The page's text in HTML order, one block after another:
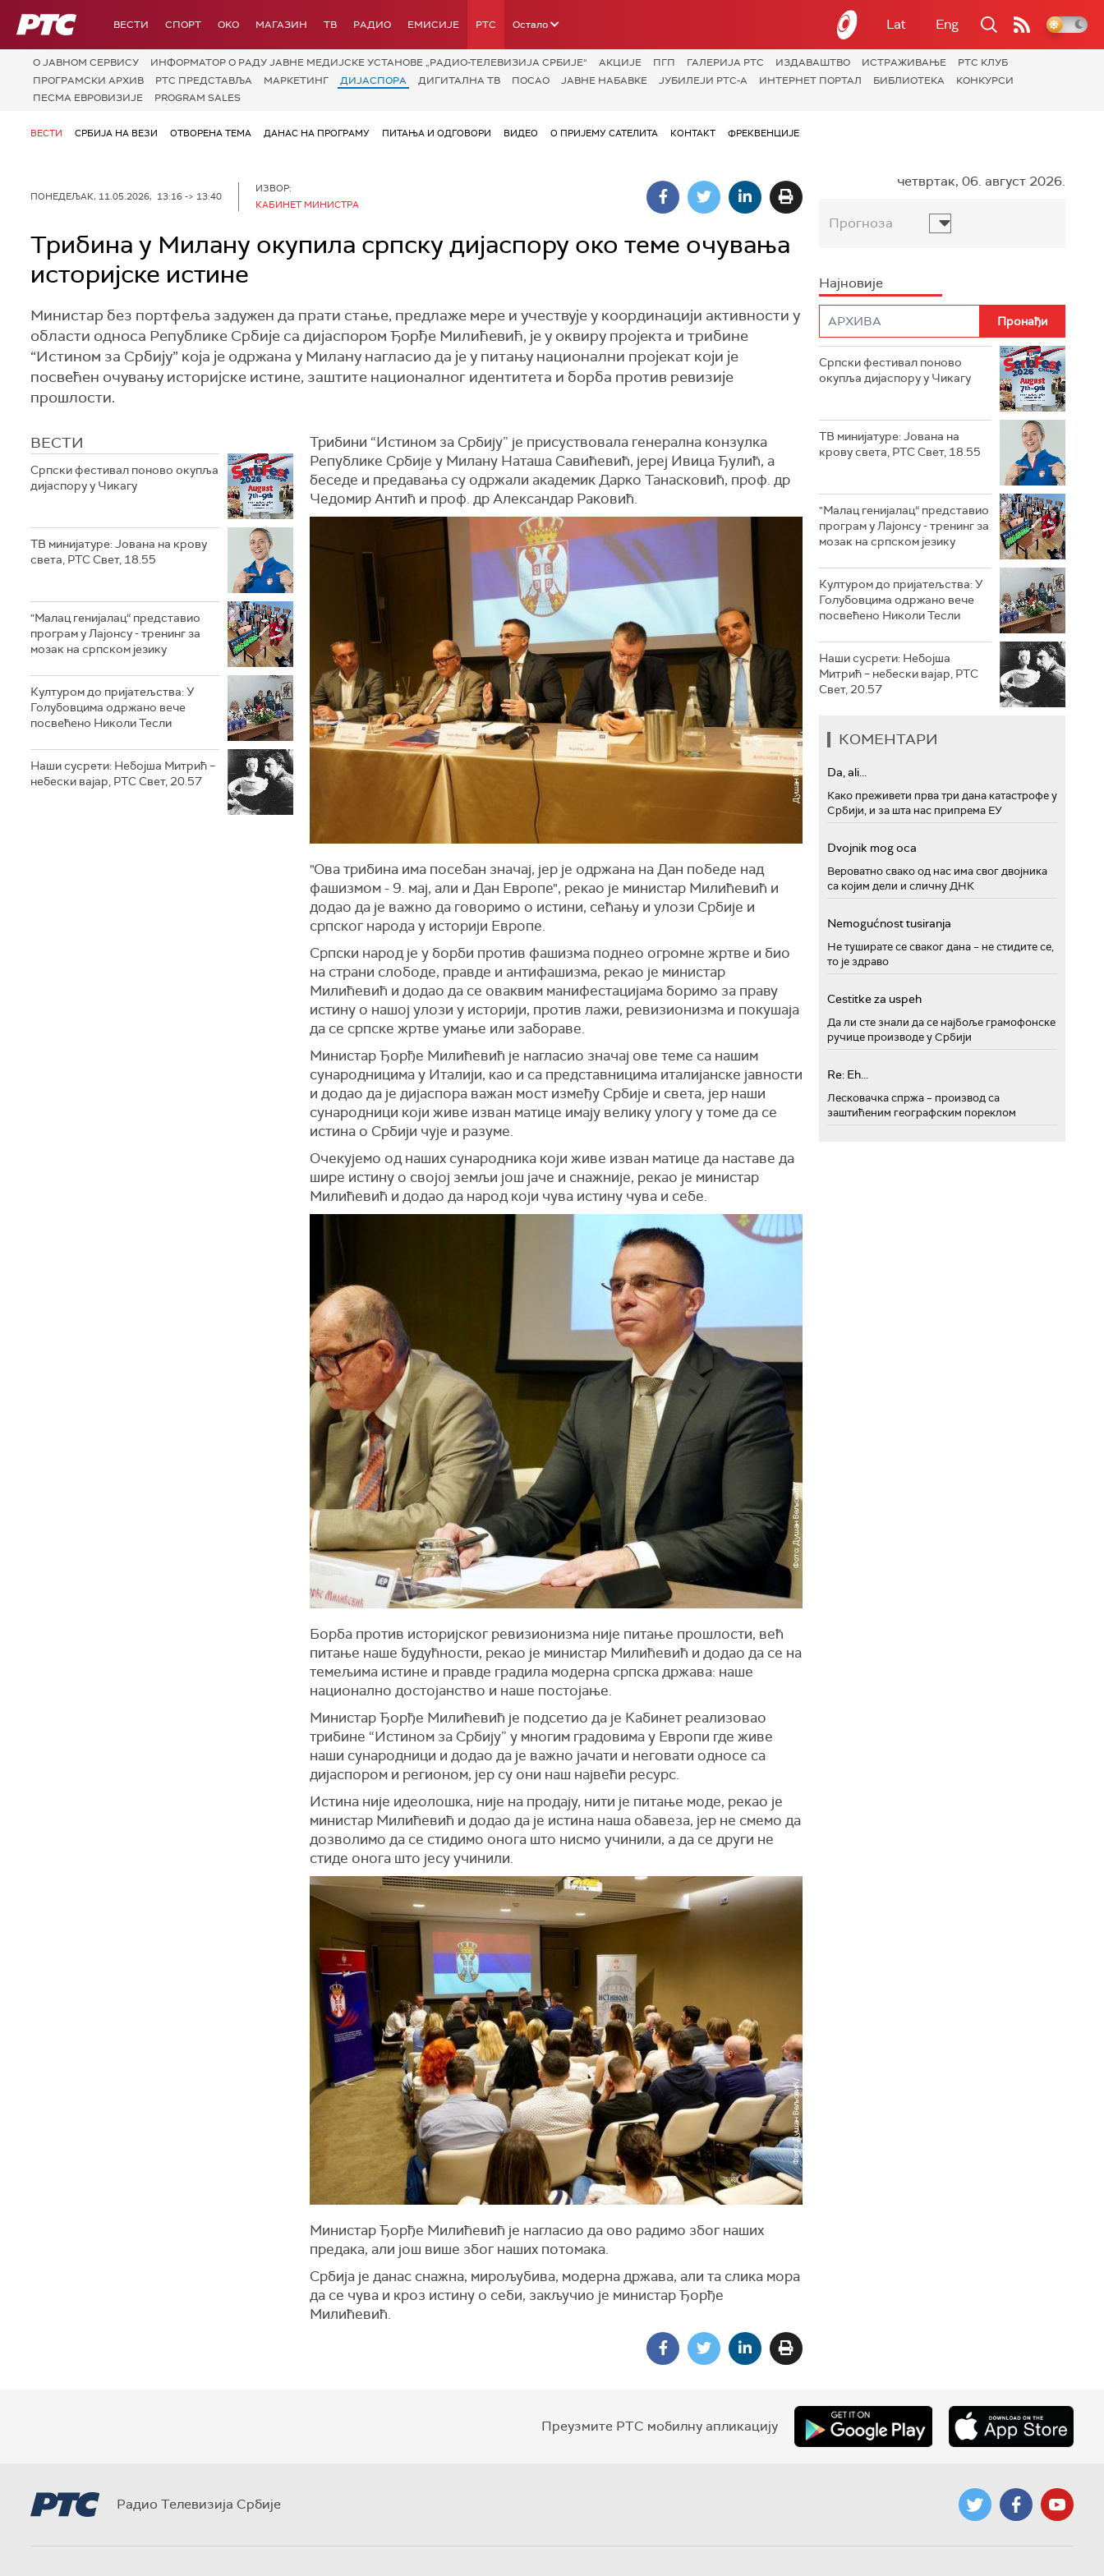
РТС ВЕСТИ СПОРТ OKO МАГАЗИН ТВ РАДИО ЕМИСИЈЕ РТС Остало Lat Eng
О JАВНОМ СЕРВИСУ ИНФОРМАТОР О РАДУ ЈАВНЕ МЕДИЈСКЕ УСТАНОВЕ „РАДИО-ТЕЛЕВИЗИЈА СРБИЈЕ“ АКЦИЈЕ ПГП ГАЛЕРИЈА РТС ИЗДАВАШТВО ИСТРАЖИВАЊЕ
РТС КЛУБ
ПРОГРАМСКИ АРХИВ
РТС ПРЕДСТАВЉА МАРКЕТИНГ ДИЈАСПОРА ДИГИТАЛНА ТВ ПОСАО ЈАВНЕ НАБАВКЕ ЈУБИЛЕЈИ РТС-А ИНТЕРНЕТ ПОРТАЛ БИБЛИОТЕКА
КОНКУРСИ
ПЕСМА ЕВРОВИЗИЈЕ
PROGRAM SALES
ВЕСТИ СРБИЈА НА ВЕЗИ ОТВОРЕНА ТЕМА ДАНАС НА ПРОГРАМУ ПИТАЊА И ОДГОВОРИ ВИДЕО О ПРИЈЕМУ САТЕЛИТА КОНТАКТ ФРЕКВЕНЦИЈЕ
ПОНЕДЕЉАК, 11.05.2026, 13:16 -> 13:40
ИЗВОР:
КАБИНЕТ МИНИСТРА
Трибина у Милану окупила српску дијаспору око теме очувања
историјске истине
Министар без портфеља задужен да прати стање, предлаже мере и учествује у координацији активности у
области односа Републике Србије са дијаспором Ђорђе Милићевић, је у оквиру пројекта и трибине
“Истином за Србију” која је одржана у Милану нагласио да је у питању национални пројекат који је
посвећен очувању историјске истине, заштите националног идентитета и борба против ревизије
прошлости.
ВЕСТИ
Српски фестивал поново окупља
дијаспору у Чикагу
ТВ минијатуре: Јована на крову
света, РТС Свет, 18.55
"Малац генијалац“ представио
програм у Лајонсу - тренинг за
мозак на српском језику
Културом до пријатељства: У
Голубовцима одржано вече
посвећено Николи Тесли
Наши сусрети: Небојша Митрић –
небески вајар, РТС Свет, 20.57
Трибини “Истином за Србију” је присуствовала генерална конзулка
Републике Србије у Милану Наташа Савићевић, јереј Ивица Ђулић, а
беседе и предавања су одржали академик Дарко Танасковић, проф. др
Чедомир Антић и проф. др Александар Раковић.
"Ова трибина има посебан значај, јер је одржана на Дан победе над
фашизмом - 9. мај, али и Дан Европе", рекао је министар Милићевић и
додао да је важно да говоримо о истини, сећању и улози Србије и
српског народа у историји Европе.
Српски народ је у борби против фашизма поднео огромне жртве и био
на страни слободе, правде и антифашизма, рекао је министар
Милићевић и додао да се оваквим манифестацијама боримо за праву
истину о нашој улози у историји, против лажи, ревизионизма и покушаја
да се српске жртве умање или забораве.
Министар Ђорђе Милићевић је нагласио значај ове теме са нашим
сународницима у Италији, као и са представницима италијанске јавности
и додао да је дијаспора важан мост између Србије и света, јер наши
сународници који живе изван матице имају велику улогу у томе да се
истина о Србији чује и разуме.
Очекујемо од наших сународника који живе изван матице да наставе да
шире истину о својој земљи још јаче и снажније, рекао је министар
Милићевић и додао да народ који чува истину чува и себе.
Борба против историјског ревизионизма није питање прошлости, већ
питање наше будућности, рекао је министар Милићевић и додао да се на
темељима истине и правде градила модерна српска држава: наше
национално достојанство и наше постојање.
Министар Ђорђе Милићевић је подсетио да је Кабинет реализовао
трибине “Истином за Србију” у многим градовима у Европи где живе
наши сународници и додао да је важно јачати и неговати односе са
дијаспором и регионом, јер су они наш највећи ресурс.
Истина није идеолошка, није на продају, нити је питање моде, рекао је
министар Милићевић и додао да је истина наша обавеза, јер не смемо да
дозволимо да се стидимо онога што нисмо учинили, а да се други не
стиде онога што јесу учинили.
Министар Ђорђе Милићевић је нагласио да ово радимо због наших
предака, али још више због наших потомака.
Србија је данас снажна, мирољубива, модерна држава, али та слика мора
да се чува и кроз истину о себи, закључио је министар Ђорђе
Милићевић.
четвртак, 06. август 2026.
Прогноза
Најновије
Српски фестивал поново
окупља дијаспору у Чикагу
ТВ минијатуре: Јована на
крову света, РТС Свет, 18.55
"Малац генијалац“ представио
програм у Лајонсу - тренинг за
мозак на српском језику
Културом до пријатељства: У
Голубовцима одржано вече
посвећено Николи Тесли
Наши сусрети: Небојша
Митрић – небески вајар, РТС
Свет, 20.57
КОМЕНТАРИ
Da, ali...
Како преживети прва три дана катастрофе у
Србији, и за шта нас припрема ЕУ
Dvojnik mog oca
Вероватно свако од нас има свог двојника
са којим дели и сличну ДНК
Nemogućnost tusiranja
Не туширате се сваког дана – не стидите се,
то је здраво
Cestitke za uspeh
Да ли сте знали да се најбоље грамофонске
ручице производе у Србији
Re: Eh...
Лесковачка спржа – производ са
заштићеним географским пореклом
Преузмите РТС мобилну апликацију
Радио Телевизија Србије